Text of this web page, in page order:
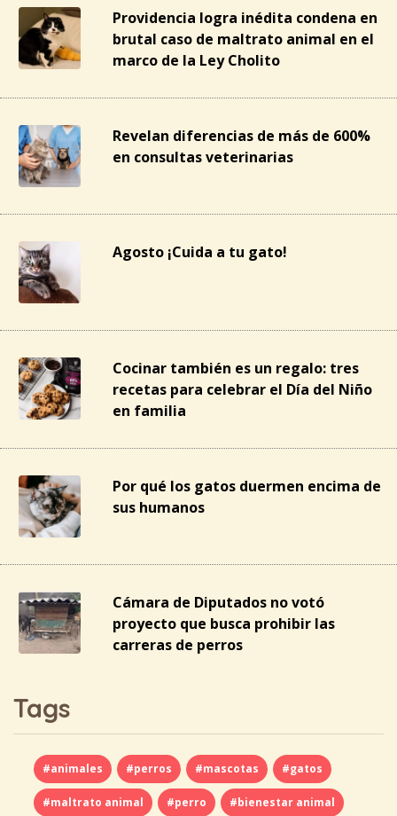
Providencia logra inédita condena en
brutal caso de maltrato animal en el
marco de la Ley Cholito
Revelan diferencias de más de 600%
en consultas veterinarias
Agosto ¡Cuida a tu gato!
Cocinar también es un regalo: tres
recetas para celebrar el Día del Niño
en familia
Por qué los gatos duermen encima de
sus humanos
Cámara de Diputados no votó
proyecto que busca prohibir las
carreras de perros
Tags
#animales #perros #mascotas #gatos
#maltrato animal #perro #bienestar animal